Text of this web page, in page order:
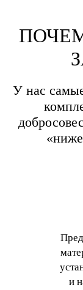
У нас
и